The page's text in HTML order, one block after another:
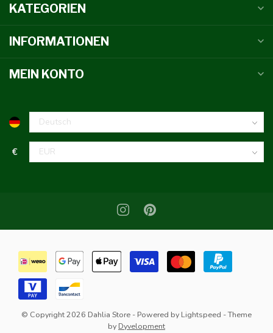
KATEGORIEN
INFORMATIONEN
MEIN KONTO
€
© Copyright 2026 Dahlia Store - Powered by Lightspeed - Theme
by Dyvelopment